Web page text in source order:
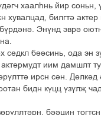
õààëºíü éèð
áèëãò³
á¢ðä³í³. Ýí¢íä ýâð³
ñåäêë á³³ñèíü, îäà ýí
èèì äàìøëò
èðñí ñ³í.
áèäí ê¢öö ¢ç¢ëš
á³³öèí